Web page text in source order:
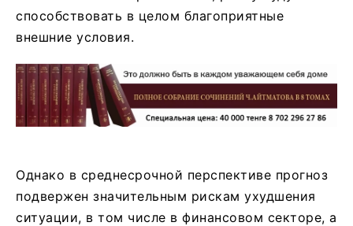
способствовать в целом благоприятные
внешние условия.
Однако в среднесрочной перспективе прогноз
подвержен значительным рискам ухудшения
ситуации, в том числе в финансовом секторе, а